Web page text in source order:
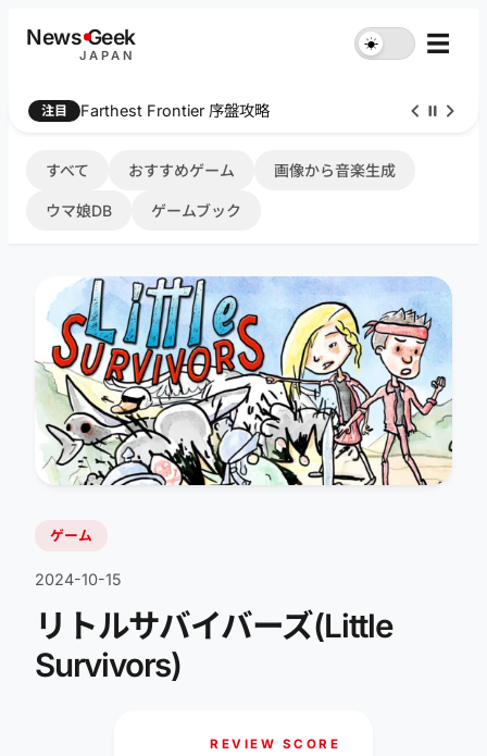
NewsGeek
JAPAN
☀︎ ☰
注目 Farthest Frontier 序盤攻略
すべて おすすめゲーム 画像から音楽生成
ウマ娘DB ゲームブック
ゲーム
2024-10-15
リトルサバイバーズ(Little
Survivors)
REVIEW SCORE